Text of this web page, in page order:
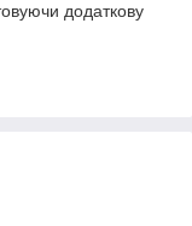
додаткову